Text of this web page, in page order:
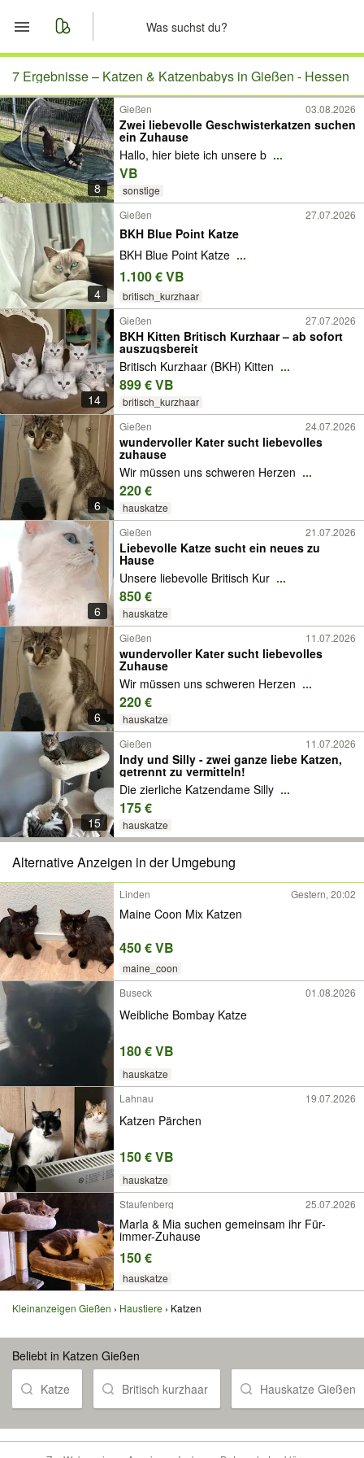
Start
Merkliste
Nachrichten
Anzeige aufgeben
7 Ergebnisse – Katzen & Katzenbabys in Gießen - Hessen
8
Gießen 03.08.2026
Zwei liebevolle Geschwisterkatzen suchen
ein Zuhause
Hallo, hier biete ich unsere b ...
VB
sonstige
4
Gießen 27.07.2026
BKH Blue Point Katze
BKH Blue Point Katze ...
1.100 € VB
britisch_kurzhaar
14
Gießen 27.07.2026
BKH Kitten Britisch Kurzhaar – ab sofort
auszugsbereit
Britisch Kurzhaar (BKH) Kitten ...
899 € VB
britisch_kurzhaar
6
Gießen 24.07.2026
wundervoller Kater sucht liebevolles
zuhause
Wir müssen uns schweren Herzen ...
220 €
hauskatze
6
Gießen 21.07.2026
Liebevolle Katze sucht ein neues zu
Hause
Unsere liebevolle Britisch Kur ...
850 €
hauskatze
6
Gießen 11.07.2026
wundervoller Kater sucht liebevolles
Zuhause
Wir müssen uns schweren Herzen ...
220 €
hauskatze
15
Gießen 11.07.2026
Indy und Silly - zwei ganze liebe Katzen,
getrennt zu vermitteln!
Die zierliche Katzendame Silly ...
175 €
hauskatze
Alternative Anzeigen in der Umgebung
Linden Gestern, 20:02
Maine Coon Mix Katzen
450 € VB
maine_coon
Buseck
01.08.2026
Weibliche Bombay Katze
180 € VB
hauskatze
Lahnau
19.07.2026
Katzen Pärchen
150 € VB
hauskatze
Staufenberg
25.07.2026
Marla & Mia suchen gemeinsam ihr Für-
immer-Zuhause
150 €
hauskatze
Kleinanzeigen Gießen Haustiere Katzen
Beliebt in Katzen Gießen
Katze Britisch kurzhaar Hauskatze Gießen